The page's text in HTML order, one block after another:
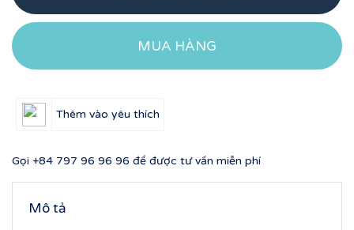
MUA HÀNG
Thêm vào yêu thích
Gọi +84 797 96 96 96 để được tư vấn miễn phí
Mô tả